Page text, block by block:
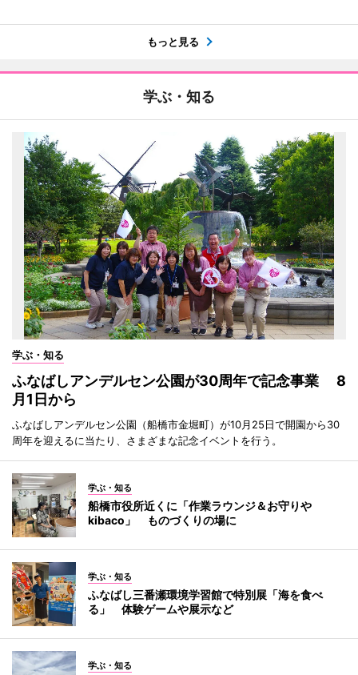
もっと見る
学ぶ・知る
学ぶ・知る
ふなばしアンデルセン公園が30周年で記念事業 8
月1日から
ふなばしアンデルセン公園（船橋市金堀町）が10月25日で開園から30
周年を迎えるに当たり、さまざまな記念イベントを行う。
学ぶ・知る
船橋市役所近くに「作業ラウンジ＆お守りや
kibaco」 ものづくりの場に
学ぶ・知る
ふなばし三番瀬環境学習館で特別展「海を食べ
る」 体験ゲームや展示など
学ぶ・知る